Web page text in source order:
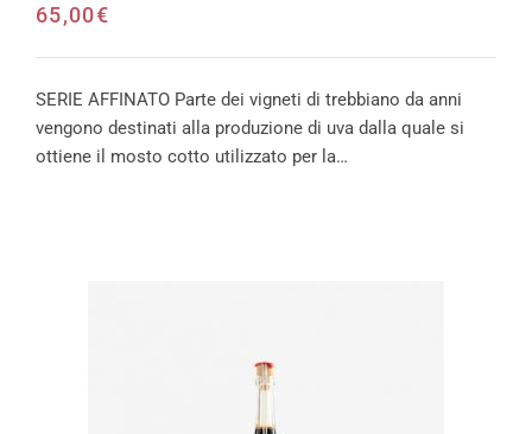
65,00€
SERIE AFFINATO Parte dei vigneti di trebbiano da anni
vengono destinati alla produzione di uva dalla quale si
ottiene il mosto cotto utilizzato per la…